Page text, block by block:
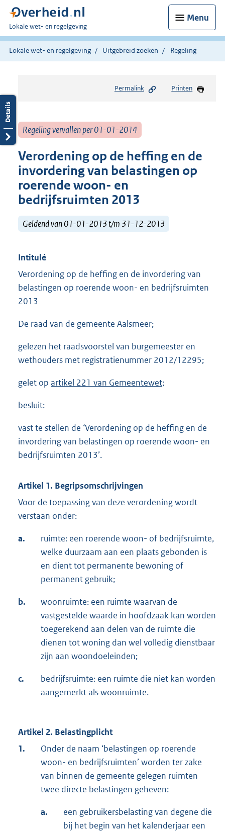
Menu
U
bent
hier:
Lokale wet- en regelgeving
Lokale wet- en regelgeving Uitgebreid zoeken Regeling
Permalink Printen
Regeling vervallen per 01-01-2014
Verordening op de heffing en de
invordering van belastingen op
roerende woon- en
bedrijfsruimten 2013
Geldend van 01-01-2013 t/m 31-12-2013
Intitulé
Verordening op de heffing en de invordering van
belastingen op roerende woon- en bedrijfsruimten
2013
De raad van de gemeente Aalsmeer;
gelezen het raadsvoorstel van burgemeester en
wethouders met registratienummer 2012/12295;
gelet op artikel 221 van Gemeentewet;
besluit:
vast te stellen de ‘Verordening op de heffing en de
invordering van belastingen op roerende woon- en
bedrijfsruimten 2013’.
Artikel 1. Begripsomschrijvingen
Voor de toepassing van deze verordening wordt
verstaan onder:
a.
ruimte: een roerende woon- of bedrijfsruimte,
welke duurzaam aan een plaats gebonden is
en dient tot permanente bewoning of
permanent gebruik;
b.
woonruimte: een ruimte waarvan de
vastgestelde waarde in hoofdzaak kan worden
toegerekend aan delen van de ruimte die
dienen tot woning dan wel volledig dienstbaar
zijn aan woondoeleinden;
c.
bedrijfsruimte: een ruimte die niet kan worden
aangemerkt als woonruimte.
Artikel 2. Belastingplicht
1.
Onder de naam ‘belastingen op roerende
woon- en bedrijfsruimten’ worden ter zake
van binnen de gemeente gelegen ruimten
twee directe belastingen geheven:
a.
een gebruikersbelasting van degene die
bij het begin van het kalenderjaar een